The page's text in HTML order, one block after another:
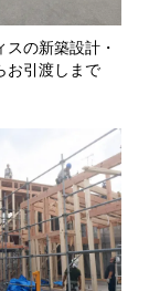
スの新築設計・
お引渡しまで